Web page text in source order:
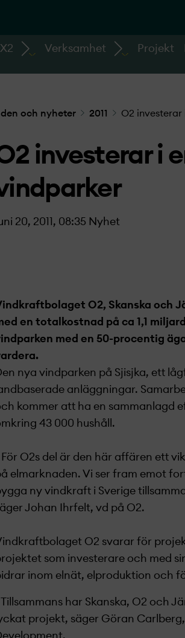
Verksamhet Projekt
och nyheter 2011 O2 investerar
investerar i
20, 2011, 08:35 Nyhet
O2, Skanska och
en totalkostnad på ca 1,1
med en 50-procentig
nya vindparken på Sjisjka, ett
anläggningar.
kommer att ha en sammanlagd
43 000 hushåll.
För O2s del är den här affären ett
elmarknaden. Vi ser fram emot
ny vindkraft i Sverige
Johan Ihrfelt, vd på O2.
O2 svarar för
som investerare och med
inom elnät, elproduktion och
Tillsammans har Skanska, O2 och
projekt­, säger Göran